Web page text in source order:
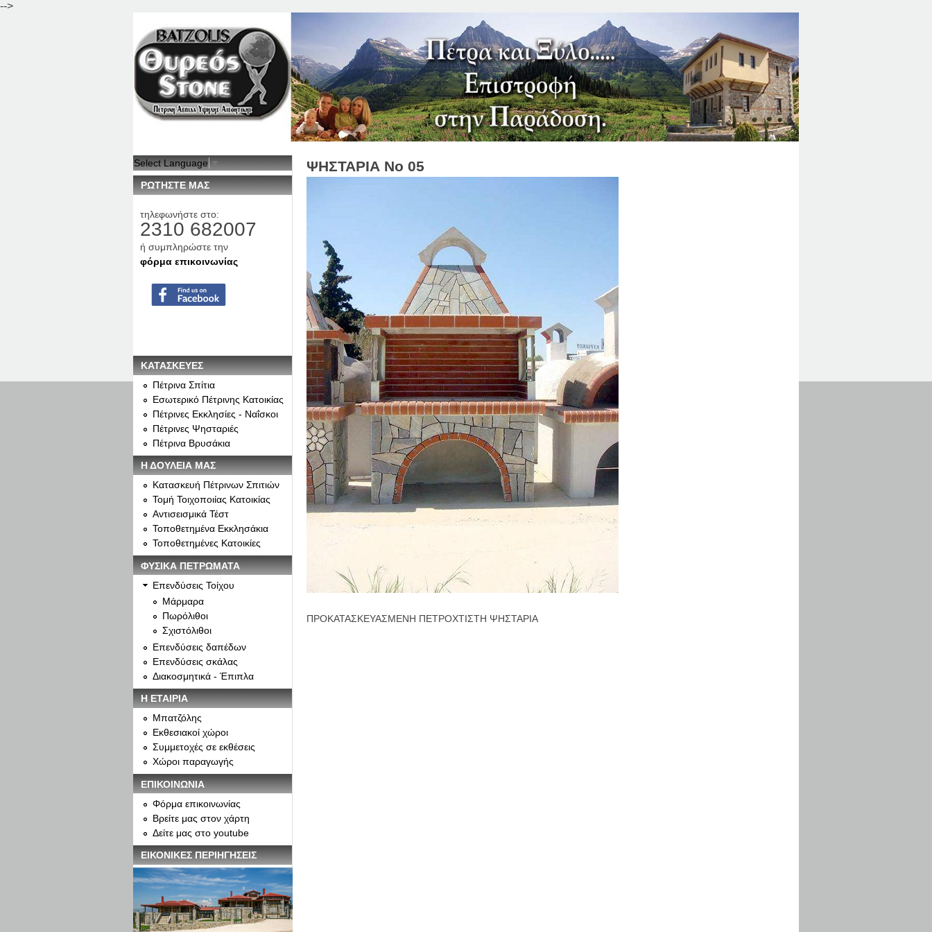
-->
Jump to Navigation
ΨΗΣΤΑΡΙΑ Νο 05
ΠΡΟΚΑΤΑΣΚΕΥΑΣΜΕΝΗ ΠΕΤΡΟΧΤΙΣΤΗ ΨΗΣΤΑΡΙΑ
Select Language▼
ΡΩΤΗΣΤΕ ΜΑΣ
τηλεφωνήστε στο:
2310 682007
ή συμπληρώστε την
φόρμα επικοινωνίας
ΚΑΤΑΣΚΕΥΕΣ
Πέτρινα Σπίτια
Εσωτερικό Πέτρινης Κατοικίας
Πέτρινες Εκκλησίες - Ναΐσκοι
Πέτρινες Ψησταριές
Πέτρινα Βρυσάκια
Η ΔΟΥΛΕΙΑ ΜΑΣ
Κατασκευή Πέτρινων Σπιτιών
Τομή Τοιχοποιίας Κατοικίας
Αντισεισμικά Τέστ
Τοποθετημένα Εκκλησάκια
Τοποθετημένες Κατοικίες
ΦΥΣΙΚΑ ΠΕΤΡΩΜΑΤΑ
Επενδύσεις Τοίχου
Μάρμαρα
Πωρόλιθοι
Σχιστόλιθοι
Επενδύσεις δαπέδων
Επενδύσεις σκάλας
Διακοσμητικά - Έπιπλα
Η ΕΤΑΙΡΙΑ
Μπατζόλης
Εκθεσιακοί χώροι
Συμμετοχές σε εκθέσεις
Χώροι παραγωγής
ΕΠΙΚΟΙΝΩΝΙΑ
Φόρμα επικοινωνίας
Βρείτε μας στον χάρτη
Δείτε μας στο youtube
ΕΙΚΟΝΙΚΕΣ ΠΕΡΙΗΓΗΣΕΙΣ